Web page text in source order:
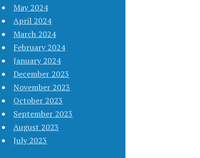
May 2024
April 2024
March 2024
February 2024
January 2024
December 2023
November 2023
October 2023
September 2023
August 2023
July 2023